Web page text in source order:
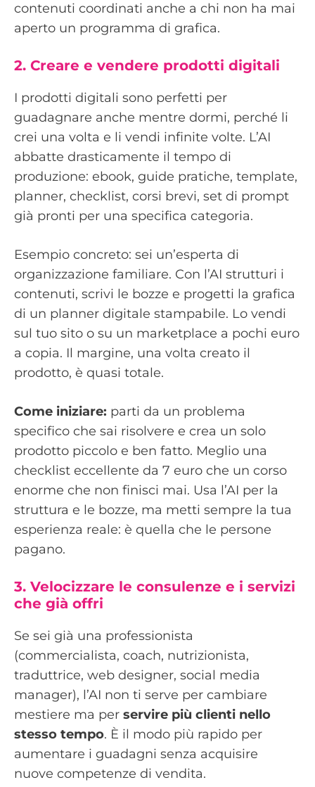
contenuti coordinati anche a chi non ha mai
aperto un programma di grafica.
2. Creare e vendere prodotti digitali
I prodotti digitali sono perfetti per
guadagnare anche mentre dormi, perché li
crei una volta e li vendi infinite volte. L’AI
abbatte drasticamente il tempo di
produzione: ebook, guide pratiche, template,
planner, checklist, corsi brevi, set di prompt
già pronti per una specifica categoria.
Esempio concreto: sei un’esperta di
organizzazione familiare. Con l’AI strutturi i
contenuti, scrivi le bozze e progetti la grafica
di un planner digitale stampabile. Lo vendi
sul tuo sito o su un marketplace a pochi euro
a copia. Il margine, una volta creato il
prodotto, è quasi totale.
Come iniziare: parti da un problema
specifico che sai risolvere e crea un solo
prodotto piccolo e ben fatto. Meglio una
checklist eccellente da 7 euro che un corso
enorme che non finisci mai. Usa l’AI per la
struttura e le bozze, ma metti sempre la tua
esperienza reale: è quella che le persone
pagano.
3. Velocizzare le consulenze e i servizi
che già offri
Se sei già una professionista
(commercialista, coach, nutrizionista,
traduttrice, web designer, social media
manager), l’AI non ti serve per cambiare
mestiere ma per servire più clienti nello
stesso tempo. È il modo più rapido per
aumentare i guadagni senza acquisire
nuove competenze di vendita.